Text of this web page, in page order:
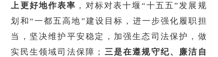
上更好地作表率 ，对标对表十堰“十五五”发展规
划和“一都五高地”建设目标，进一步强化履职担
当，坚决维护平安稳定，加强生态司法保护，做
实民生领域司法保障； 三是在遵规守纪、廉洁自